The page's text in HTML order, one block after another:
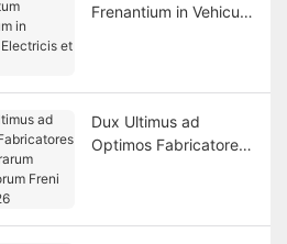
Frenantium in Vehiculis
Dux Ultimus ad
Optimos Fabricatores